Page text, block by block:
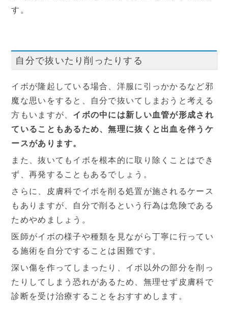
す。
自分で抜いたり削ったりする
イボが隆起している場合、洋服に引っかかるなど邪
魔な思いをすると、自分で抜いてしまおうと考える
方もいますが、 イボの中には新しい血管が形成され
ていることもあるため、無理に抜くと出血を伴うケ
ースがあります。
また、抜いてもイボを根本的に取り除くことはでき
ず、再発することもあるでしょう。
さらに、皮膚科でイボを削る処置が施されるケース
もありますが、自分で削るという行為は危険である
ためやめましょう。
医師がイボの様子や種類を見ながら丁寧に行ってい
る施術を自分ですることは困難です。
深い傷を作ってしまったり、イボ以外の部分を削っ
たりしてしまう恐れがあるため、無理せず皮膚科で
診断を受け治療することをおすすめします。